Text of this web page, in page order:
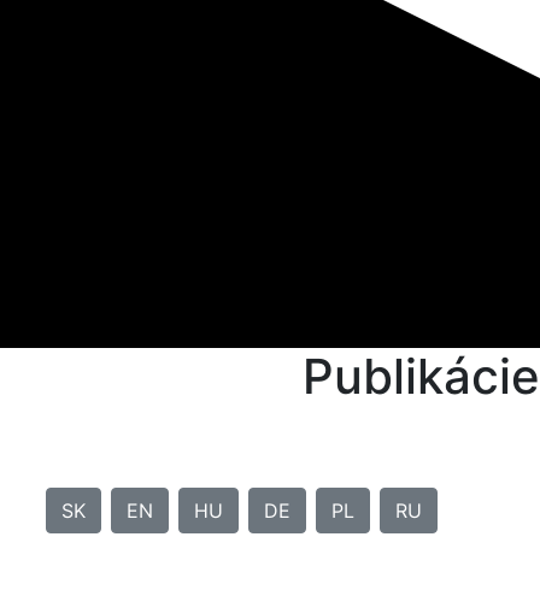
Publikácie
SK EN HU DE PL RU